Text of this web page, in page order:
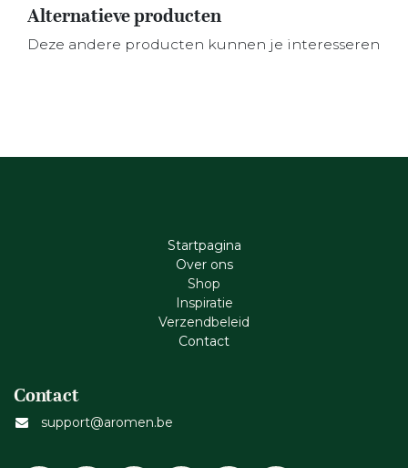
Alternatieve producten
Deze andere producten kunnen je interesseren
Startpagina
Ove​r​ ons
Shop
Inspiratie
Verzendbeleid
Cont​act
Contact
support@aromen.be